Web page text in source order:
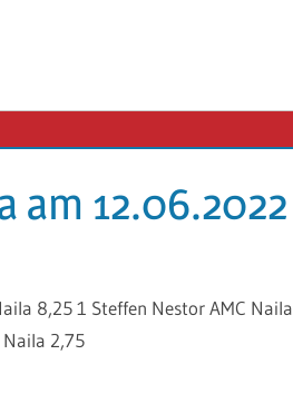
am 12.06.2022
8,25 1 Steffen Nestor AMC Naila
2,75